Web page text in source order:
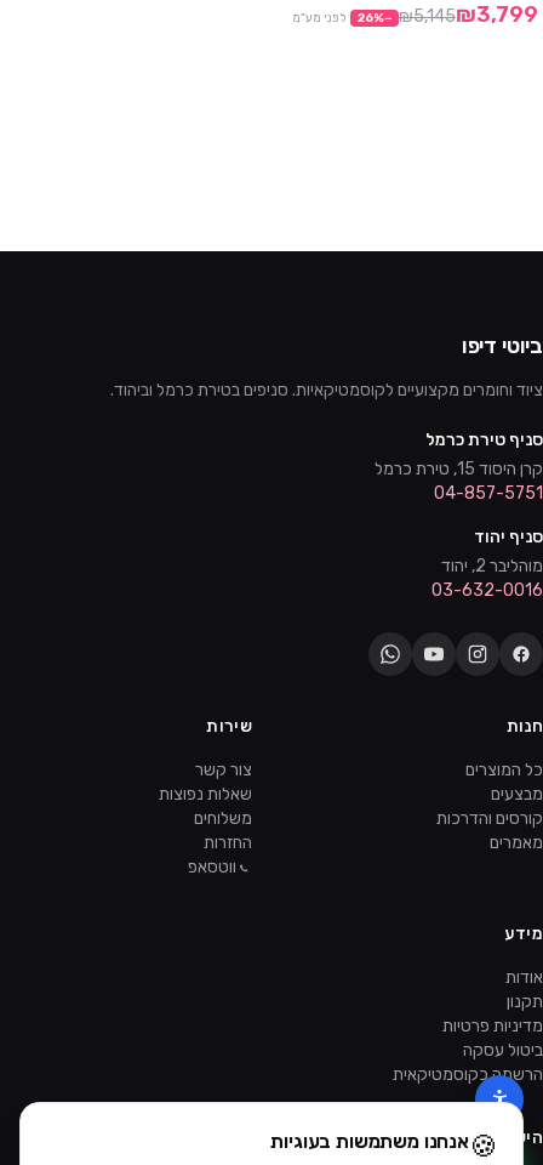
₪3,799
₪5,145
−
26% לפני מע"מ
ביוטי דיפו
ציוד וחומרים מקצועיים לקוסמטיקאיות. סניפים בטירת כרמל וביהוד.
סניף טירת כרמל
קרן היסוד 15, טירת כרמל
04-857-5751
סניף יהוד
מוהליבר 2, יהוד
03-632-0016
חנות
כל המוצרים
מבצעים
קורסים והדרכות
מאמרים
שירות
צור קשר
שאלות נפוצות
משלוחים
החזרות
ווטסאפ
מידע
אודות
תקנון
מדיניות פרטיות
ביטול עסקה
הרשמה כקוסמטיקאית
הישארו מעודכנות
🍪אנחנו משתמשות בעוגיות